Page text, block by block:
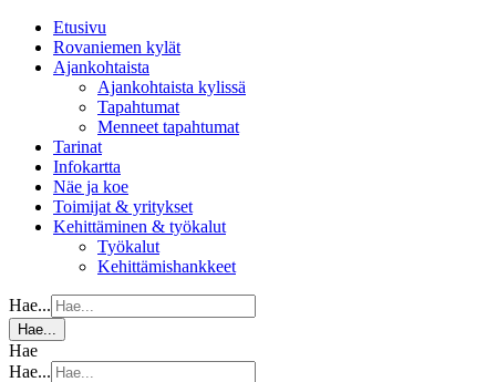
Etusivu
Rovaniemen kylät
Ajankohtaista
Ajankohtaista kylissä
Tapahtumat
Menneet tapahtumat
Tarinat
Infokartta
Näe ja koe
Toimijat & yritykset
Kehittäminen & työkalut
Työkalut
Kehittämishankkeet
Hae...
Hae...
Hae
Hae...